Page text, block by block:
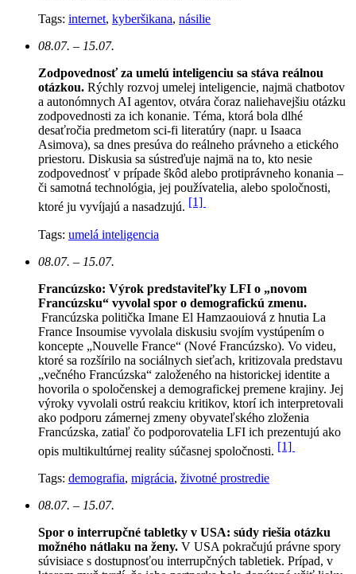
Tags: internet, kyberšikana, násilie
08.07. – 15.07.
Zodpovednosť za umelú inteligenciu sa stáva reálnou
otázkou. Rýchly rozvoj umelej inteligencie, najmä chatbotov
a autonómnych AI agentov, otvára čoraz naliehavejšiu otázku
zodpovednosti za ich konanie. Téma, ktorá bola dlhé
desaťročia predmetom sci-fi literatúry (napr. u Isaaca
Asimova), sa dnes presúva do reálneho právneho a etického
priestoru. Diskusia sa sústreďuje najmä na to, kto nesie
zodpovednosť v prípade škôd alebo protiprávneho konania –
či samotná technológia, jej používatelia, alebo spoločnosti,
ktoré ju vyvíjajú a nasadzujú. [1]
Tags: umelá inteligencia
08.07. – 15.07.
Francúzsko: Výrok predstaviteľky LFI o „novom
Francúzsku“ vyvolal spor o demografickú zmenu.
Francúzska politička Imane El Hamzaouiová z hnutia La
France Insoumise vyvolala diskusiu svojím vystúpením o
koncepte „Nouvelle France“ (Nové Francúzsko). Vo videu,
ktoré sa rozšírilo na sociálnych sieťach, kritizovala predstavu
„večného Francúzska“ založeného na historickej identite a
hovorila o spoločenskej a demografickej premene krajiny. Jej
výroky vyvolali ostrú reakciu kritikov, ktorí ich interpretovali
ako podporu zámernej zmeny obyvateľského zloženia
Francúzska, zatiaľ čo podporovatelia LFI ich prezentujú ako
opis multikultúrnej reality súčasnej spoločnosti. [1]
Tags: demografia, migrácia, životné prostredie
08.07. – 15.07.
Spor o interrupčné tabletky v USA: súdy riešia otázku
možného nátlaku na ženy. V USA pokračujú právne spory
súvisiace s dostupnosťou interrupčných tabletiek. Prípad, v